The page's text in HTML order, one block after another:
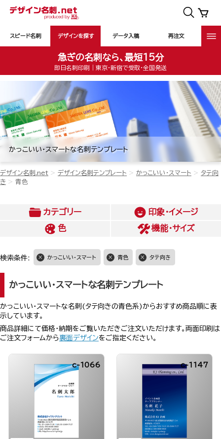
スピード名刺 デザインを探す データ入稿 再注文
急ぎの名刺なら、最短15分
即日名刺印刷｜東京・新宿で受取・全国発送
かっこいい・スマートな名刺テンプレート
デザイン名刺.net デザイン名刺テンプレート かっこいい・スマート
タテ向
き
青色
カテゴリー
印象・イメージ
色
機能・サイズ
検索条件: かっこいい・スマート 青色 タテ向き
かっこいい・スマートな名刺テンプレート
かっこいい・スマートな名刺(タテ向きの青色系)からおすすめ商品順に表
示しています。
商品詳細にて価格・納期をご覧いただきご注文いただけます。両面印刷は
ご注文フォームから裏面デザインをご指定ください。
c-1066 c-1147